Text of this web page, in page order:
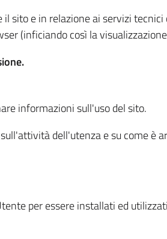
sito e in relazione ai servizi
(inficiando così la
informazioni sull'uso del sito.
dell'utenza e su come è
per essere installati ed